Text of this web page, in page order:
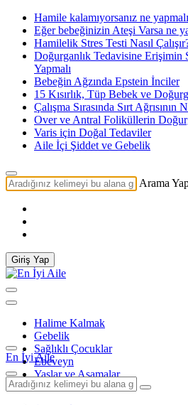
Hamile kalamıyorsanız ne yapmalı
Eğer bebeğinizin Ateşi Varsa ne
Hamilelik Stres Testi Nasıl
Doğurganlık Tedavisine Erişimin
Yapmalı
Bebeğin Ağzında Epstein İnciler
15 Kısırlık, Tüp Bebek ve
Çalışma Sırasında Sırt
Over ve Antral Foliküllerin
Varis için Doğal Tedaviler
Aile İçi Şiddet ve Gebelik
Arama
Giriş Yap
Halime Kalmak
Gebelik
Sağlıklı Çocuklar
Ebeveyn
Yaşlar ve Aşamalar
En İyi Aile